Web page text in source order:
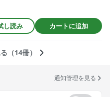
し読み カートに追加
（14冊）
通知管理を見る